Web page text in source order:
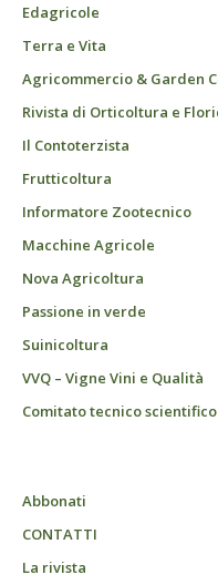
Edagricole
Terra e Vita
Agricommercio & Garden
Rivista di Orticoltura e
Il Contoterzista
Frutticoltura
Informatore Zootecnico
Macchine Agricole
Nova Agricoltura
Passione in verde
Suinicoltura
VVQ – Vigne Vini e Qualità
Comitato tecnico scientifico
Abbonati
CONTATTI
La rivista